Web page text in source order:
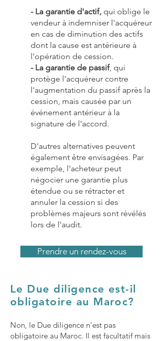
- La garantie d'actif, qui oblige le
vendeur à indemniser l'acquéreur
en cas de diminution des actifs
dont la cause est antérieure à
l'opération de cession.
- La garantie de passif, qui
protège l'acquéreur contre
l'augmentation du passif après la
cession, mais causée par un
événement antérieur à la
signature de l'accord.
D'autres alternatives peuvent
également être envisagées. Par
exemple, l'acheteur peut
négocier une garantie plus
étendue ou se rétracter et
annuler la cession si des
problèmes majeurs sont révélés
lors de l'audit.
Prendre un rendez-vous
Le Due diligence est-il
obligatoire au Maroc?
Non, le Due diligence n'est pas
obligatoire au Maroc. Il est facultatif mais